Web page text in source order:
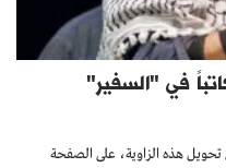
في "السفير"
تحويل هذه الزاوية، على الصفحة